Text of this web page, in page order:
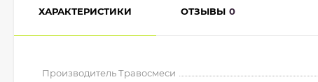
ХАРАКТЕРИСТИКИ ОТЗЫВЫ 0
Производитель Травосмеси